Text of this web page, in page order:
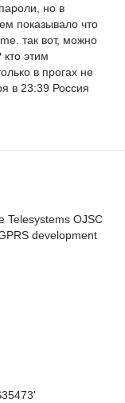
но в
показывало что
так вот, можно
этим
в прогах не
в 23:39 Россия
Telesystems OJSC
development